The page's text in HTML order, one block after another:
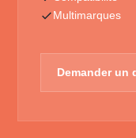
Multimarques
Demander un